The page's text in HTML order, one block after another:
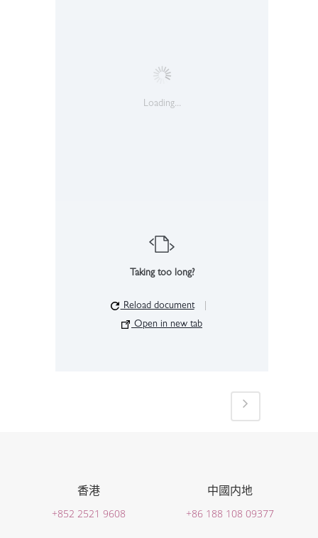
Loading...
Taking too long?
Reload document
Open in new tab
香港
+852 2521 9608
中國内地
+86 188 108 09377